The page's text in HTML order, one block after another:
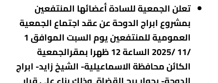
تعلنالجمعيةللسادة أعضائها المنتفعين
بمشروع ابراج الدوحة عن عقد اجتماع الجمعية
العمومية للمنتفعين يوم السبت الموافق 1
/11 /2025 الساعة 12 ظهرا بمقرالجمعية
الكائن محافظة الاسماعيلية- الشيخ زايد- ابراج